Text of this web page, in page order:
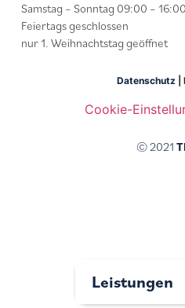
Leistungen
Samstag – Sonntag 09:00 –
Feiertags geschlossen
nur 1. Weihnachtstag geöffnet
Datenschutz|
Cookie-
© 2021